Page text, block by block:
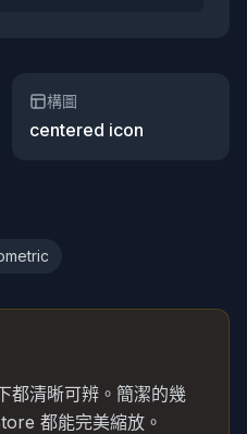
構圖
centered icon
都清晰可辨。簡潔的幾
都能完美縮放。